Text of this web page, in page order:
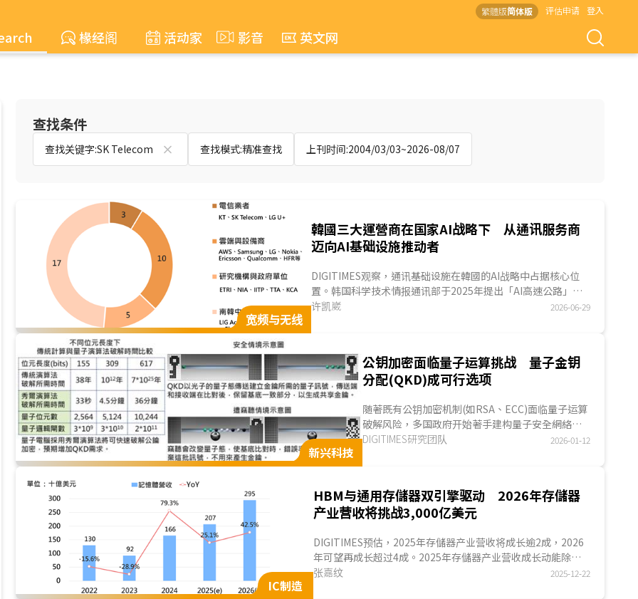
繁體版简体版 评估申请 登入
椽经阁 活动家 影音 英文网
查找条件
查找关键字:SK Telecom 查找模式:精准查找 上刊时间:2004/03/03~2026-08/07
宽频与无线
韓國三大運營商在国家AI战略下 从通讯服务商
迈向AI基础设施推动者
DIGITIMES观察，通讯基础设施在韓國的AI战略中占据核心位
置。韩国科学技术情报通讯部于2025年提出「AI高速公路」战
略，将移動通讯、有线光纤、海底电缆与低轨卫星等四层通讯架
20%占有率为目标。在此政策框架下，三大电信营运商SK电信
(SK Telecom；SKT)、韩国电信(Korea Telecom；KT)与LG
U+从营收承压的内需业者，集体升级为国家AI主权的执行载
体。对照全球多数運營商，多以个别摸索的方式推进AI转型，韓
國则展现出电信业集体升级的政策与产业协同转型的AI发展态
许凯崴 2026-06-29
新兴科技
公钥加密面临量子运算挑战 量子金钥
分配(QKD)成可行选项
随著既有公钥加密机制(如RSA、ECC)面临量子运算
破解风险，多国政府开始著手建构量子安全網絡
(QSN)，以确保網安机制不受量子运算威胁。量子金
熟、设备可与既有电信網絡整合，成为目前最普遍
DIGITIMES研究团队 2026-01-12
IC制造
HBM与通用存儲器双引擎驱动 2026年存儲器
产业营收将挑战3,000亿美元
DIGITIMES预估，2025年存儲器产业营收将成长逾2成，2026
年可望再成长超过4成。2025年存儲器产业营收成长动能除来
自HBM需求，也受惠通用型DRAM及NAND Flash产品涨价潮的
张嘉纹 2025-12-22